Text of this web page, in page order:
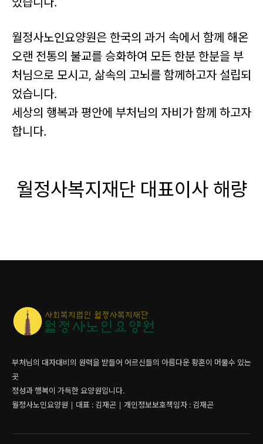
월정사노인요양원은 한국의 과거 속에서 함께 해온
오랜 전통의 불교를 승화하여 모든 한분 한분을 부
처님으로 모시고, 삶속의 고뇌를 함께하고자 설립되
었습니다.
세상의 행복과 평안에 부처님의 자비가 함께 하고자
합니다.
월정사복지재단 대표이사 해량
부처님의 대자대비의 원력을 받들어 어르신들의 아름다운 황혼이 머물수 있는
곳
정성과 행복이 가득한 요양원입니다.
월정사노인요양원 | 대표 : 김재곤 | 개인정보보호책임자 : 김재곤